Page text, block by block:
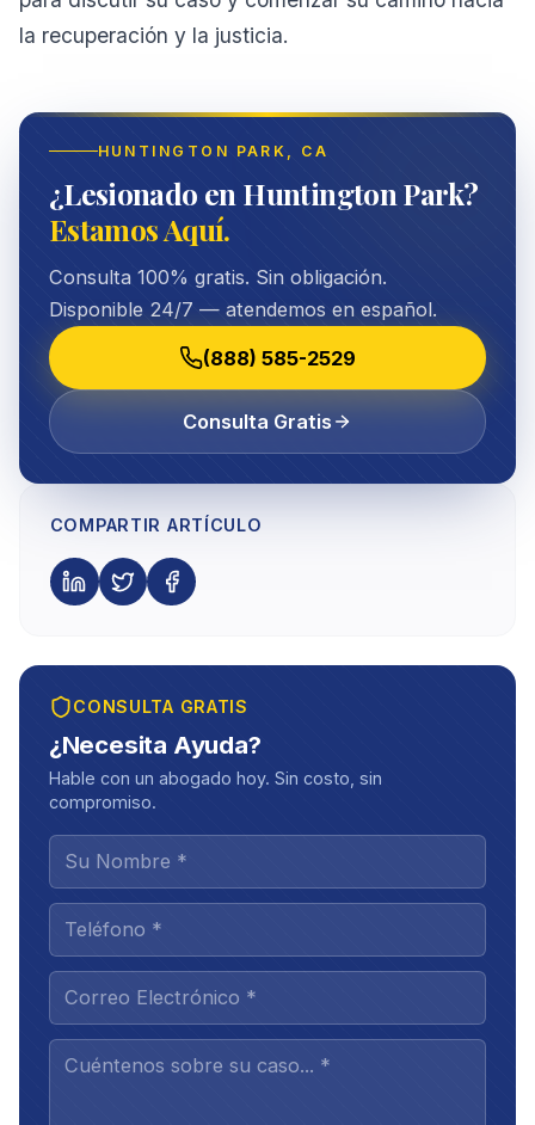
la recuperación y la justicia.
HUNTINGTON PARK , CA
¿Lesionado en Huntington Park?
Estamos Aquí.
Consulta 100% gratis. Sin obligación.
Disponible 24/7 — atendemos en español.
(888) 585-2529
Consulta Gratis
COMPARTIR ARTÍCULO
CONSULTA GRATIS
¿Necesita Ayuda?
Hable con un abogado hoy. Sin costo, sin
compromiso.